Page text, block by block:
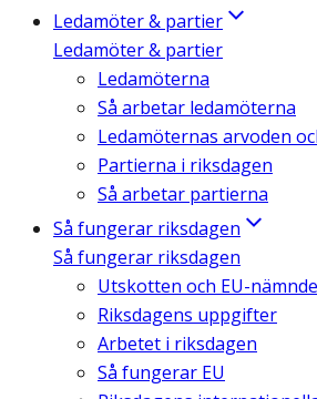
Ledamöter & partier
Ledamöter & partier
Ledamöterna
Så arbetar ledamöterna
Ledamöternas arvoden
Partierna i riksdagen
Så arbetar partierna
Så fungerar riksdagen
Så fungerar riksdagen
Utskotten och EU-
Riksdagens uppgifter
Arbetet i riksdagen
Så fungerar EU